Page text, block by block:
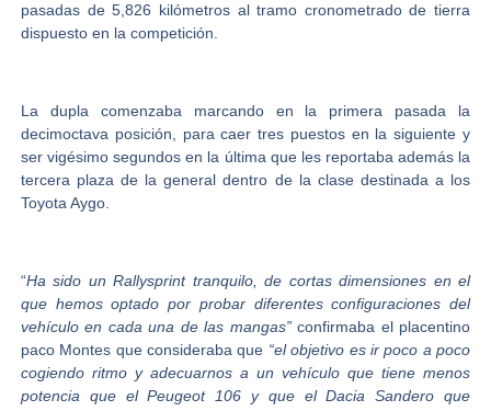
pasadas de 5,826 kilómetros al tramo cronometrado de tierra
dispuesto en la competición.
La dupla comenzaba marcando en la primera pasada la
decimoctava posición, para caer tres puestos en la siguiente y
ser vigésimo segundos en la última que les reportaba además la
tercera plaza de la general dentro de la clase destinada a los
Toyota Aygo.
“Ha sido un Rallysprint tranquilo, de cortas dimensiones en el
que hemos optado por probar diferentes configuraciones del
vehículo en cada una de las mangas”confirmaba el placentino
paco Montes que consideraba que “el objetivo es ir poco a poco
cogiendo ritmo y adecuarnos a un vehículo que tiene menos
potencia que el Peugeot 106 y que el Dacia Sandero que